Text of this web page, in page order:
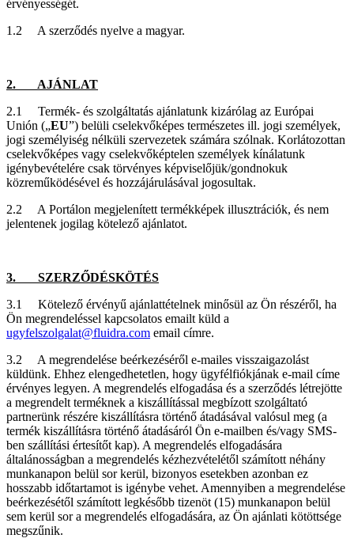
érvényességét.
1.2 A szerződés nyelve a magyar.
2. AJÁNLAT
2.1 Termék- és szolgáltatás ajánlatunk kizárólag az Európai
Unión („EU”) belüli cselekvőképes természetes ill. jogi személyek,
jogi személyiség nélküli szervezetek számára szólnak. Korlátozottan
cselekvőképes vagy cselekvőképtelen személyek kínálatunk
igénybevételére csak törvényes képviselőjük/gondnokuk
közreműködésével és hozzájárulásával jogosultak.
2.2 A Portálon megjelenített termékképek illusztrációk, és nem
jelentenek jogilag kötelező ajánlatot.
3. SZERZŐDÉSKÖTÉS
3.1 Kötelező érvényű ajánlattételnek minősül az Ön részéről, ha
Ön megrendeléssel kapcsolatos emailt küld a
ugyfelszolgalat@fluidra.com email címre.
3.2 A megrendelése beérkezéséről e-mailes visszaigazolást
küldünk. Ehhez elengedhetetlen, hogy ügyfélfiókjának e-mail címe
érvényes legyen. A megrendelés elfogadása és a szerződés létrejötte
a megrendelt terméknek a kiszállítással megbízott szolgáltató
partnerünk részére kiszállításra történő átadásával valósul meg (a
termék kiszállításra történő átadásáról Ön e-mailben és/vagy SMS-
ben szállítási értesítőt kap). A megrendelés elfogadására
általánosságban a megrendelés kézhezvételétől számított néhány
munkanapon belül sor kerül, bizonyos esetekben azonban ez
hosszabb időtartamot is igénybe vehet. Amennyiben a megrendelése
beérkezésétől számított legkésőbb tizenöt (15) munkanapon belül
sem kerül sor a megrendelés elfogadására, az Ön ajánlati kötöttsége
megszűnik.